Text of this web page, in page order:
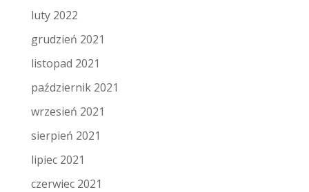
luty 2022
grudzień 2021
listopad 2021
październik 2021
wrzesień 2021
sierpień 2021
lipiec 2021
czerwiec 2021